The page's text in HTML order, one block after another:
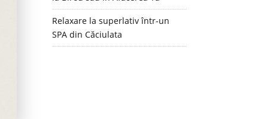
Relaxare la superlativ într-un
SPA din Căciulata